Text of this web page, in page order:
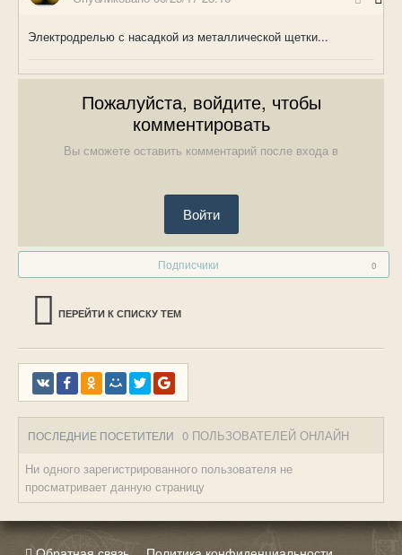
Электродрелью с насадкой из металлической щетки...
Пожалуйста, войдите, чтобы
комментировать
Вы сможете оставить комментарий после входа в
Войти
Подписчики 0
ПЕРЕЙТИ К СПИСКУ ТЕМ
ПОСЛЕДНИЕ ПОСЕТИТЕЛИ 0 ПОЛЬЗОВАТЕЛЕЙ ОНЛАЙН
Ни одного зарегистрированного пользователя не
просматривает данную страницу